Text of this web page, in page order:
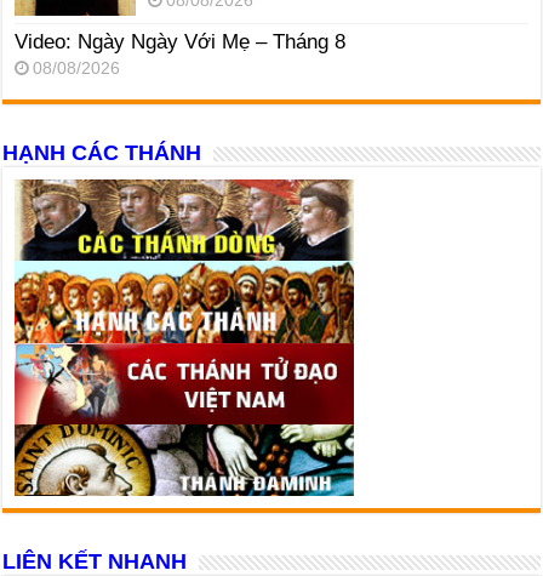
Video: Ngày Ngày Với Mẹ – Tháng 8
08/08/2026
HẠNH CÁC THÁNH
LIÊN KẾT NHANH